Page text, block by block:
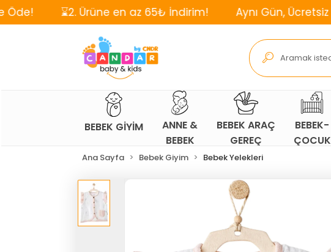
⌛2. Ürüne en az 65₺ İndirim! Aynı Gün, Ücretsiz Kargo!
BEBEK GİYİM
ANNE &
BEBEK
BEBEK ARAÇ
GEREÇ
BEBEK-
ÇOCUK
Ana Sayfa Bebek Giyim Bebek Yelekleri